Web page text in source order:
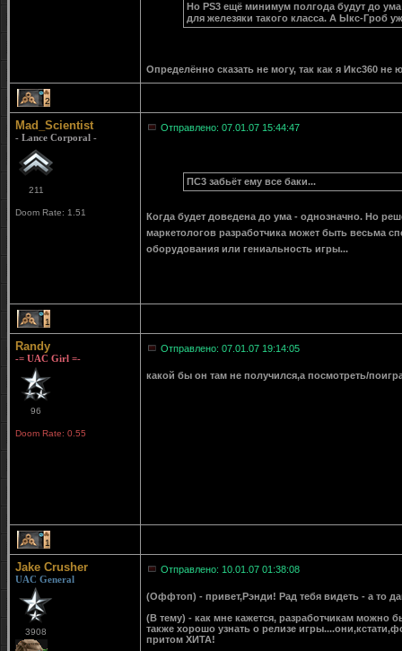
Но PS3 ещё минимум полгода будут до
для железяки такого класса. А Ыкс-Гроб
Определённо сказать не могу, так как я Икс360
2
Mad_Scientist
- Lance Corporal -
211
Doom Rate: 1.51
Отправлено: 07.01.07 15:44:47
ПС3 забьёт ему все баки...
Когда будет доведена до ума - однозначно. Но
маркетологов разработчика может быть весьма
оборудования или гениальность игры...
1
Randy
-= UAC Girl =-
96
Doom Rate: 0.55
Отправлено: 07.01.07 19:14:05
какой бы он там не получился,а посмотреть/
1
Jake Crusher
UAC General
3908
Отправлено: 10.01.07 01:38:08
(Оффтоп) - привет,Рэнди! Рад тебя видеть - а то
(В тему) - как мне кажется, разработчикам можно
также хорошо узнать о релизе
притом ХИТА!